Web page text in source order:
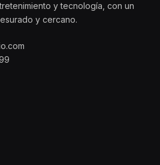
y tecnología, con un
y cercano.